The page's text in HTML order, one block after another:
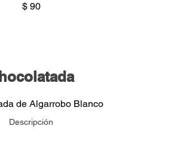
$ 90
de Algarrobo Blanco
Descripción